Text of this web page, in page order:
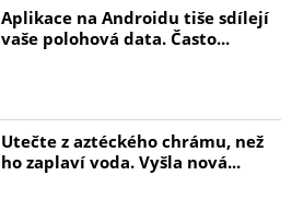
Aplikace na Androidu tiše sdílejí
vaše polohová data. Často...
Utečte z aztéckého chrámu, než
ho zaplaví voda. Vyšla nová...